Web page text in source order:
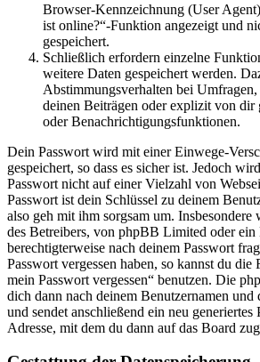
Browser-Kennzeichnung (User
ist online?“-Funktion angezeigt und
gespeichert.
Schließlich erfordern einzelne
weitere Daten gespeichert werden.
Abstimmungsverhalten bei Umfragen,
deinen Beiträgen oder explizit von dir
oder Benachrichtigungsfunktionen.
Dein Passwort wird mit einer Einwege-
gespeichert, so dass es sicher ist. Jedoch
Passwort nicht auf einer Vielzahl von
Passwort ist dein Schlüssel zu deinem
also geh mit ihm sorgsam um.
des Betreibers, von phpBB Limited oder ein
berechtigterweise nach deinem Passwort
Passwort vergessen haben, so kannst du die
mein Passwort vergessen“ benutzen. Die
dich dann nach deinem Benutzernamen
und sendet anschließend ein neu generiertes
Adresse, mit dem du dann auf das Board